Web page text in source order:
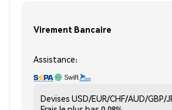
Virement Bancaire
Assistance:
Devises USD/EUR/CHF/AUD/GBP/